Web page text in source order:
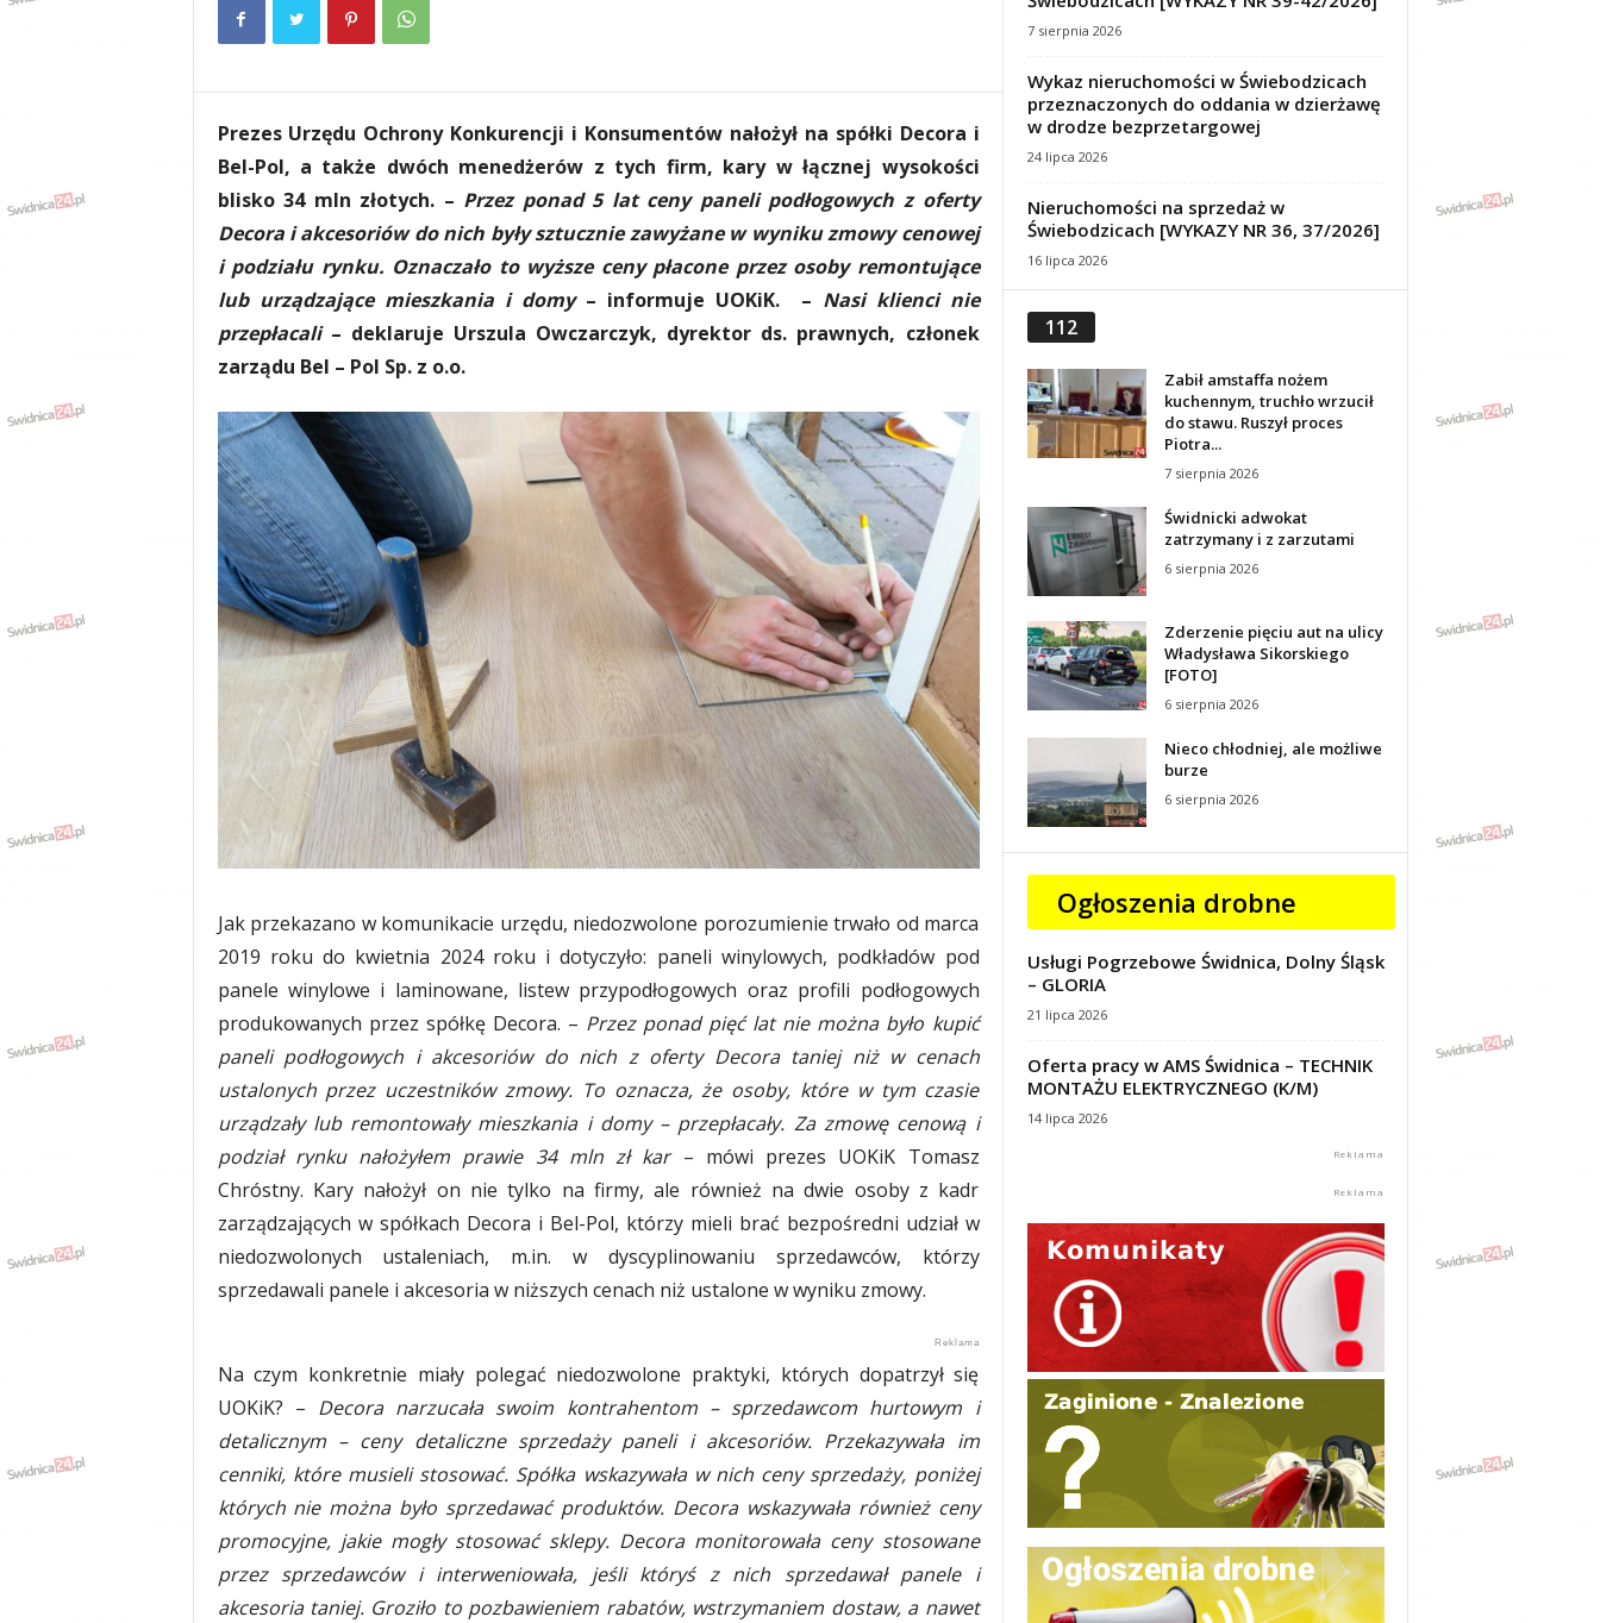
a
Prezes Urzędu Ochrony Konkurencji i Konsumentów nałożył na spółki Decora i
Bel-Pol, a także dwóch menedżerów z tych firm, kary w łącznej wysokości
blisko 34 mln złotych. – Przez ponad 5 lat ceny paneli podłogowych z oferty
Decora i akcesoriów do nich były sztucznie zawyżane w wyniku zmowy cenowej
i podziału rynku. Oznaczało to wyższe ceny płacone przez osoby remontujące
lub urządzające mieszkania i domy– informuje UOKiK. – Nasi klienci nie
przepłacali– deklaruje Urszula Owczarczyk, dyrektor ds. prawnych, członek
zarządu Bel – Pol Sp. z o.o.
Jak przekazano w komunikacie urzędu, niedozwolone porozumienie trwało od marca
2019 roku do kwietnia 2024 roku i dotyczyło: paneli winylowych, podkładów pod
panele winylowe i laminowane, listew przypodłogowych oraz profili podłogowych
produkowanych przez spółkę Decora. – Przez ponad pięć lat nie można było kupić
paneli podłogowych i akcesoriów do nich z oferty Decora taniej niż w cenach
ustalonych przez uczestników zmowy. To oznacza, że osoby, które w tym czasie
urządzały lub remontowały mieszkania i domy – przepłacały. Za zmowę cenową i
podział rynku nałożyłem prawie 34 mln zł kar– mówi prezes UOKiK Tomasz
Chróstny. Kary nałożył on nie tylko na firmy, ale również na dwie osoby z kadr
zarządzających w spółkach Decora i Bel-Pol, którzy mieli brać bezpośredni udział w
niedozwolonych ustaleniach, m.in. w dyscyplinowaniu sprzedawców, którzy
sprzedawali panele i akcesoria w niższych cenach niż ustalone w wyniku zmowy.
Na czym konkretnie miały polegać niedozwolone praktyki, których dopatrzył się
UOKiK? – Decora narzucała swoim kontrahentom – sprzedawcom hurtowym i
detalicznym – ceny detaliczne sprzedaży paneli i akcesoriów. Przekazywała im
cenniki, które musieli stosować. Spółka wskazywała w nich ceny sprzedaży, poniżej
których nie można było sprzedawać produktów. Decora wskazywała również ceny
promocyjne, jakie mogły stosować sklepy. Decora monitorowała ceny stosowane
przez sprzedawców i interweniowała, jeśli któryś z nich sprzedawał panele i
akcesoria taniej. Groziło to pozbawieniem rabatów, wstrzymaniem dostaw, a nawet
7 sierpnia 2026
Wykaz nieruchomości w Świebodzicach
przeznaczonych do oddania w dzierżawę
w drodze bezprzetargowej
24 lipca 2026
Nieruchomości na sprzedaż w
Świebodzicach [WYKAZY NR 36, 37/2026]
16 lipca 2026
112
Zabił amstaffa nożem
kuchennym, truchło wrzucił
do stawu. Ruszył proces
Piotra...
7 sierpnia 2026
Świdnicki adwokat
zatrzymany i z zarzutami
6 sierpnia 2026
Zderzenie pięciu aut na ulicy
Władysława Sikorskiego
[FOTO]
6 sierpnia 2026
Nieco chłodniej, ale możliwe
burze
6 sierpnia 2026
Ogłoszenia drobne
Usługi Pogrzebowe Świdnica, Dolny Śląsk
– GLORIA
21 lipca 2026
Oferta pracy w AMS Świdnica – TECHNIK
MONTAŻU ELEKTRYCZNEGO (K/M)
14 lipca 2026